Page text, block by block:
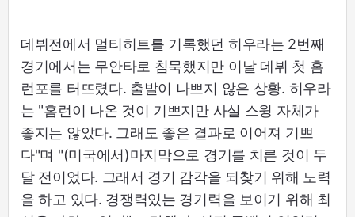
데뷔전에서 멀티히트를 기록했던 히우라는 2번째
경기에서는 무안타로 침묵했지만 이날 데뷔 첫 홈
런포를 터뜨렸다. 출발이 나쁘지 않은 상황. 히우라
는 "홈런이 나온 것이 기쁘지만 사실 스윙 자체가
좋지는 않았다. 그래도 좋은 결과로 이어져 기쁘
다"며 "(미국에서)마지막으로 경기를 치른 것이 두
달 전이었다. 그래서 경기 감각을 되찾기 위해 노력
을 하고 있다. 경쟁력있는 경기력을 보이기 위해 최